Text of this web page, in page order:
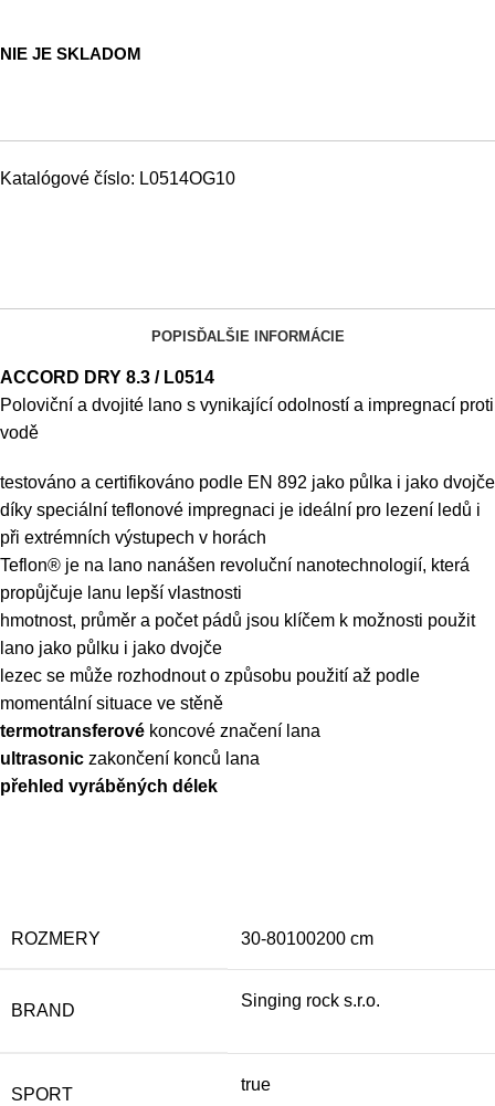
NIE JE SKLADOM
Katalógové číslo: L0514OG10
POPIS ĎALŠIE INFORMÁCIE
ACCORD DRY 8.3 / L0514
Poloviční a dvojité lano s vynikající odolností a impregnací proti
vodě
testováno a certifikováno podle EN 892 jako půlka i jako dvojče
díky speciální teflonové impregnaci je ideální pro lezení ledů i
při extrémních výstupech v horách
Teflon® je na lano nanášen revoluční nanotechnologií, která
propůjčuje lanu lepší vlastnosti
hmotnost, průměr a počet pádů jsou klíčem k možnosti použit
lano jako půlku i jako dvojče
lezec se může rozhodnout o způsobu použití až podle
momentální situace ve stěně
termotransferové koncové značení lana
ultrasonic zakončení konců lana
přehled vyráběných délek
ROZMERY 30-80100200 cm
BRAND
Singing rock s.r.o.
SPORT
true